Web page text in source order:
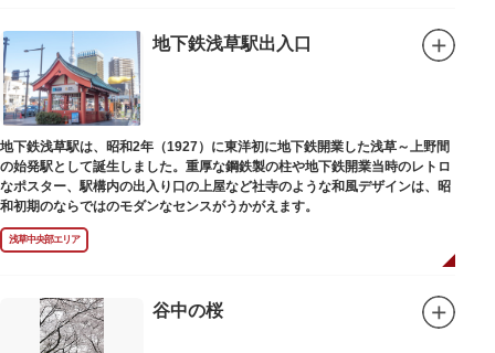
地下鉄浅草駅出入口
地下鉄浅草駅は、昭和2年（1927）に東洋初に地下鉄開業した浅草～上野間
の始発駅として誕生しました。重厚な鋼鉄製の柱や地下鉄開業当時のレトロ
なポスター、駅構内の出入り口の上屋など社寺のような和風デザインは、昭
和初期のならではのモダンなセンスがうかがえます。
浅草中央部エリア
谷中の桜